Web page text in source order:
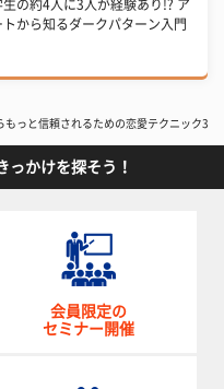
生の約4人に3人が経験あり!? ア
トから知るダークパターン入門
もっと信頼されるための恋愛テクニック3選
っかけを探そう！
会員限定の
セミナー開催